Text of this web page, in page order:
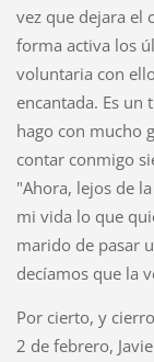
vez que dejara el
forma activa los
voluntaria con
encantada. Es
hago con mucho
contar conmigo
"Ahora, lejos de
mi vida lo que
marido de pasar
decíamos que la
Por cierto, y
2 de febrero,